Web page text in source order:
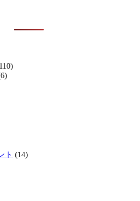
ト (14)